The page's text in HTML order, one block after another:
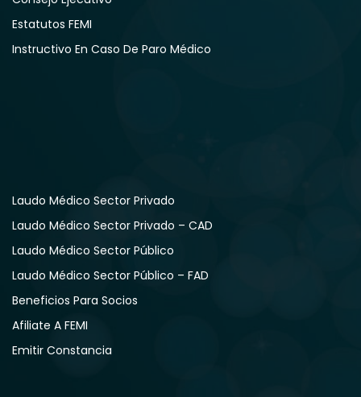
Estatutos FEMI
Instructivo En Caso De Paro Médico
Laudo Médico Sector Privado
Laudo Médico Sector Privado – CAD
Laudo Médico Sector Público
Laudo Médico Sector Público – FAD
Beneficios Para Socios
Afiliate A FEMI
Emitir Constancia